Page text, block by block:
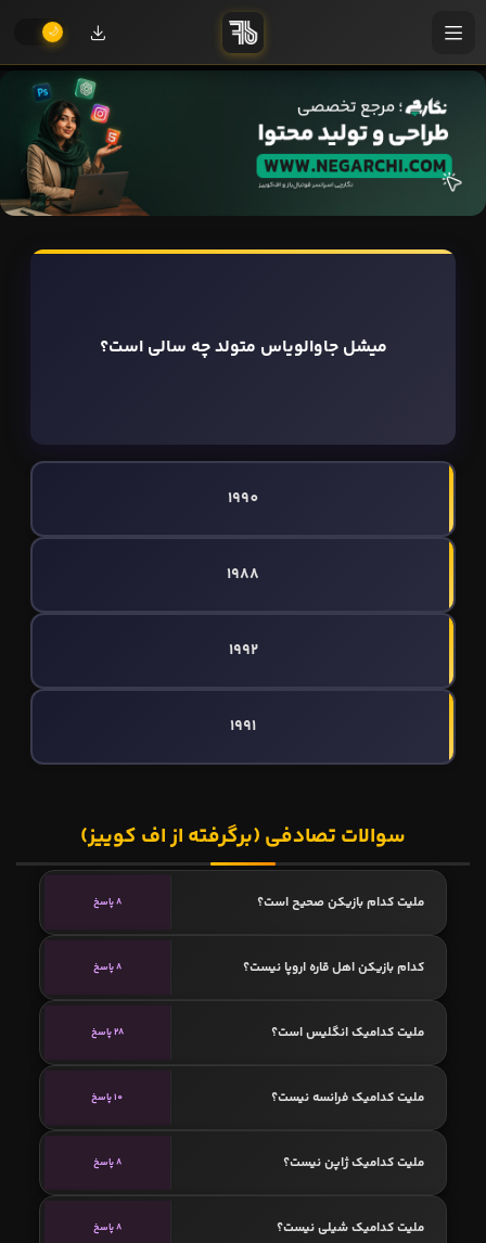
میشل جاوالویاس متولد چه سالی است؟
1990
1988
1992
1991
سوالات تصادفی (برگرفته از اف کوییز)
ملیت کدام بازیکن صحیح است؟ 8 پاسخ
کدام بازیکن اهل قاره اروپا نیست؟ 8 پاسخ
ملیت کدامیک انگلیس است؟ 28 پاسخ
ملیت کدامیک فرانسه نیست؟ 10 پاسخ
ملیت کدامیک ژاپن نیست؟ 8 پاسخ
ملیت کدامیک شیلی نیست؟ 8 پاسخ